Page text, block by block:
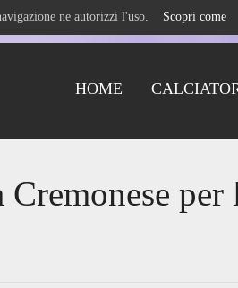
ne autorizzi l'uso. Scopri come
HOME
Cremonese